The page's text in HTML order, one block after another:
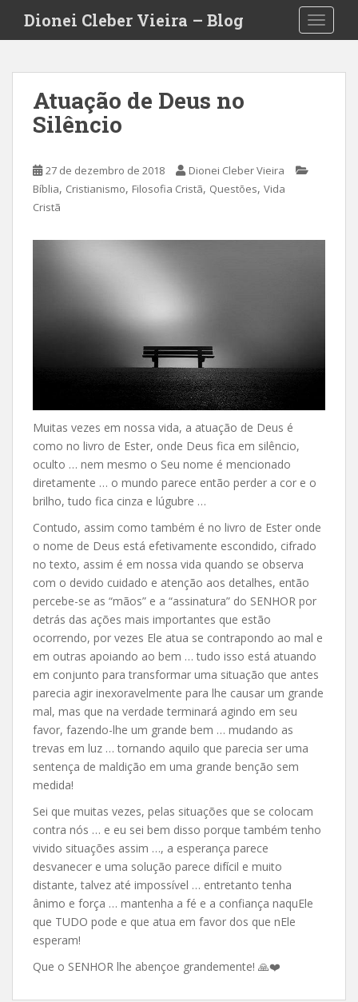
i
Dionei Cleber Vieira – Blog
Atuação de Deus no
Silêncio
27 de dezembro de 2018
Dionei Cleber Vieira
Bíblia, Cristianismo, Filosofia Cristã, Questões, Vida
Cristã
Muitas vezes em nossa vida, a atuação de Deus é
como no livro de Ester, onde Deus fica em silêncio,
oculto … nem mesmo o Seu nome é mencionado
diretamente … o mundo parece então perder a cor e o
brilho, tudo fica cinza e lúgubre …
Contudo, assim como também é no livro de Ester onde
o nome de Deus está efetivamente escondido, cifrado
no texto, assim é em nossa vida quando se observa
com o devido cuidado e atenção aos detalhes, então
percebe-se as “mãos” e a “assinatura” do SENHOR por
detrás das ações mais importantes que estão
ocorrendo, por vezes Ele atua se contrapondo ao mal e
em outras apoiando ao bem … tudo isso está atuando
em conjunto para transformar uma situação que antes
parecia agir inexoravelmente para lhe causar um grande
mal, mas que na verdade terminará agindo em seu
favor, fazendo-lhe um grande bem … mudando as
trevas em luz … tornando aquilo que parecia ser uma
sentença de maldição em uma grande benção sem
medida!
Sei que muitas vezes, pelas situações que se colocam
contra nós … e eu sei bem disso porque também tenho
vivido situações assim …, a esperança parece
desvanecer e uma solução parece difícil e muito
distante, talvez até impossível … entretanto tenha
ânimo e força … mantenha a fé e a confiança naquEle
que TUDO pode e que atua em favor dos que nEle
esperam!
Que o SENHOR lhe abençoe grandemente! 🙏❤️